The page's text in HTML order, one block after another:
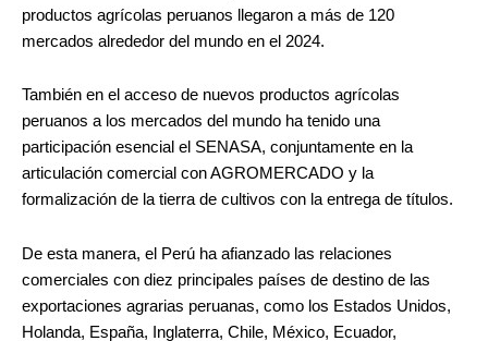
productos agrícolas peruanos llegaron a más de 120
mercados alrededor del mundo en el 2024.
También en el acceso de nuevos productos agrícolas
peruanos a los mercados del mundo ha tenido una
participación esencial el SENASA, conjuntamente en la
articulación comercial con AGROMERCADO y la
formalización de la tierra de cultivos con la entrega de títulos.
De esta manera, el Perú ha afianzado las relaciones
comerciales con diez principales países de destino de las
exportaciones agrarias peruanas, como los Estados Unidos,
Holanda, España, Inglaterra, Chile, México, Ecuador,